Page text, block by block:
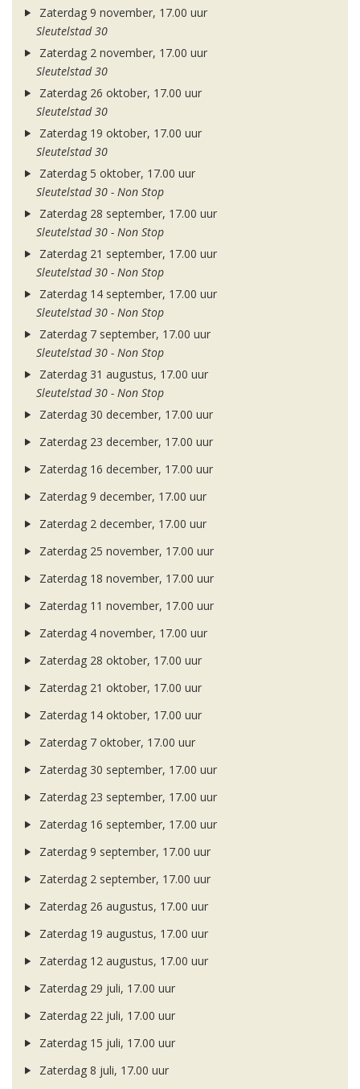
Zaterdag 9 november, 17.00 uur
Sleutelstad 30
Zaterdag 2 november, 17.00 uur
Sleutelstad 30
Zaterdag 26 oktober, 17.00 uur
Sleutelstad 30
Zaterdag 19 oktober, 17.00 uur
Sleutelstad 30
Zaterdag 5 oktober, 17.00 uur
Sleutelstad 30 - Non Stop
Zaterdag 28 september, 17.00 uur
Sleutelstad 30 - Non Stop
Zaterdag 21 september, 17.00 uur
Sleutelstad 30 - Non Stop
Zaterdag 14 september, 17.00 uur
Sleutelstad 30 - Non Stop
Zaterdag 7 september, 17.00 uur
Sleutelstad 30 - Non Stop
Zaterdag 31 augustus, 17.00 uur
Sleutelstad 30 - Non Stop
Zaterdag 30 december, 17.00 uur
Zaterdag 23 december, 17.00 uur
Zaterdag 16 december, 17.00 uur
Zaterdag 9 december, 17.00 uur
Zaterdag 2 december, 17.00 uur
Zaterdag 25 november, 17.00 uur
Zaterdag 18 november, 17.00 uur
Zaterdag 11 november, 17.00 uur
Zaterdag 4 november, 17.00 uur
Zaterdag 28 oktober, 17.00 uur
Zaterdag 21 oktober, 17.00 uur
Zaterdag 14 oktober, 17.00 uur
Zaterdag 7 oktober, 17.00 uur
Zaterdag 30 september, 17.00 uur
Zaterdag 23 september, 17.00 uur
Zaterdag 16 september, 17.00 uur
Zaterdag 9 september, 17.00 uur
Zaterdag 2 september, 17.00 uur
Zaterdag 26 augustus, 17.00 uur
Zaterdag 19 augustus, 17.00 uur
Zaterdag 12 augustus, 17.00 uur
Zaterdag 29 juli, 17.00 uur
Zaterdag 22 juli, 17.00 uur
Zaterdag 15 juli, 17.00 uur
Zaterdag 8 juli, 17.00 uur